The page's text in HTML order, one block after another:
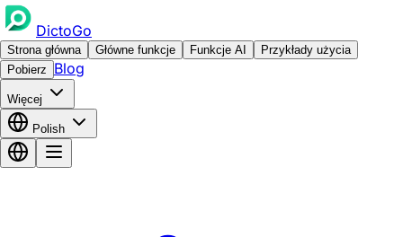
DictoGo
Strona główna Główne funkcje Funkcje AI
Przykłady użycia
Pobierz
Blog
Więcej
Polish